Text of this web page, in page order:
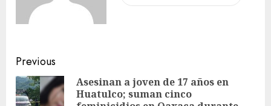
Previous
Asesinan a joven de 17 años en
Huatulco; suman cinco